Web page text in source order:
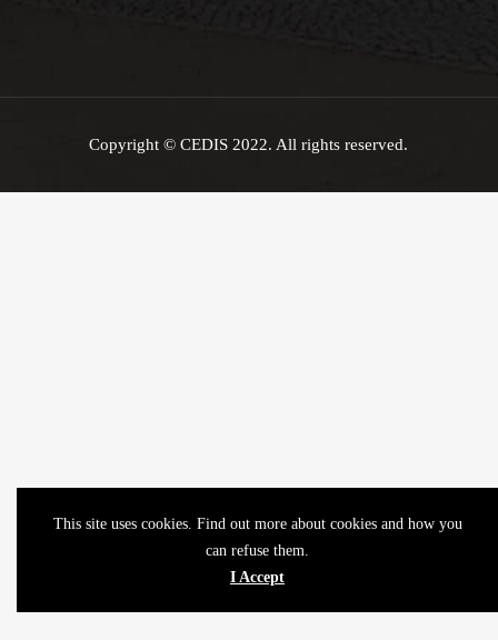
Copyright © CEDIS 2022. All rights reserved.
This site uses cookies. Find out more about cookies and how you
can refuse them.
I Accept